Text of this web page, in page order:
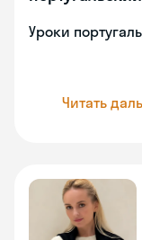
Уроки
Читать